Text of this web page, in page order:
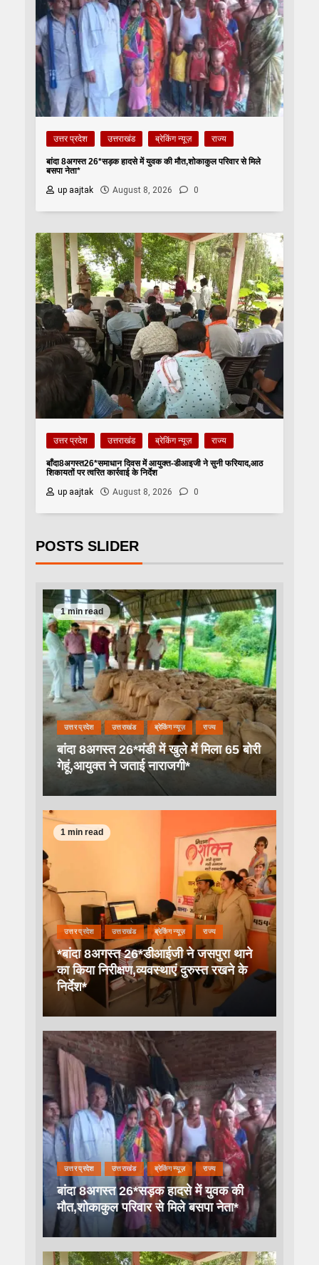
उत्तर प्रदेश उत्तराखंड ब्रेकिंग न्यूज़ राज्य
बांदा 8अगस्त 26*सड़क हादसे में युवक की मौत,शोकाकुल परिवार से मिले
बसपा नेता*
up aajtak
August 8, 2026 0
उत्तर प्रदेश उत्तराखंड ब्रेकिंग न्यूज़ राज्य
बाँदा8अगस्त26*समाधान दिवस में आयुक्त-डीआइजी ने सुनी फरियाद,आठ
शिकायतों पर त्वरित कार्रवाई के निर्देश
up aajtak
August 8, 2026 0
POSTS SLIDER
1 min read
उत्तर प्रदेश उत्तराखंड ब्रेकिंग न्यूज़ राज्य
बांदा 8अगस्त 26*मंडी में खुले में मिला 65 बोरी
गेहूं,आयुक्त ने जताई नाराजगी*
1 min read
उत्तर प्रदेश उत्तराखंड ब्रेकिंग न्यूज़ राज्य
*बांदा 8अगस्त 26*डीआईजी ने जसपुरा थाने
का किया निरीक्षण,व्यवस्थाएं दुरुस्त रखने के
निर्देश*
उत्तर प्रदेश उत्तराखंड ब्रेकिंग न्यूज़ राज्य
बांदा 8अगस्त 26*सड़क हादसे में युवक की
मौत,शोकाकुल परिवार से मिले बसपा नेता*